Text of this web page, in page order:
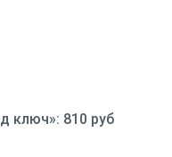
ключ»: 810 руб